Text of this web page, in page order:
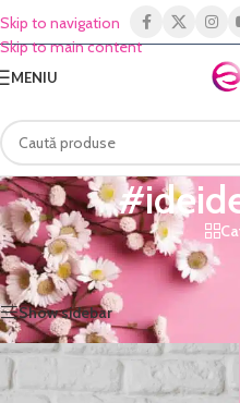
Skip to navigation
Skip to main content
MENIU
Prima pagină/Shop/Produse
Afișez singurul rezultat
Show sidebar